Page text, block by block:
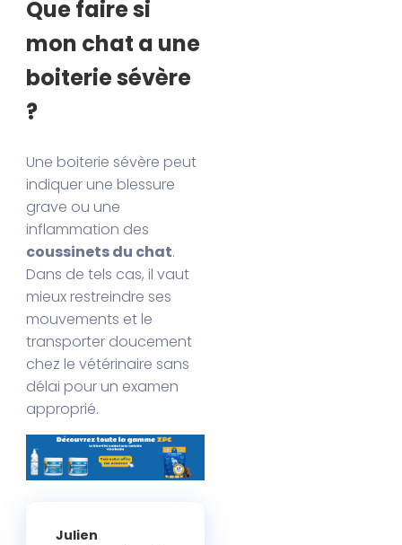
Que faire si
mon chat a une
boiterie sévère
?
Une boiterie sévère peut
indiquer une blessure
grave ou une
inflammation des
coussinets du chat.
Dans de tels cas, il vaut
mieux restreindre ses
mouvements et le
transporter doucement
chez le vétérinaire sans
délai pour un examen
approprié.
Julien